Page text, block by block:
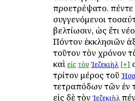
προετρέψατο. πέντε
συγγενόμενοι
βελτίωσιν, ὡς ἔτι
Πόντον ἐκκλησιῶν
τοῦτον τὸν χρόνον
καὶ εἰς τὸν Ἰεζεκιὴλ [+]
τρίτον μέρος τοῦ
τετραπόδων τῶν ἐν
εἰς δὲ τὸν Ἰεζεκιὴλ